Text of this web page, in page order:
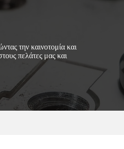
την καινοτομία και
πελάτες μας και